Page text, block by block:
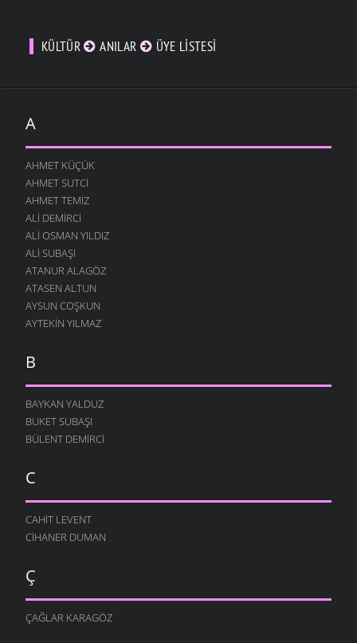
KÜLTÜR ANILAR ÜYE LISTESI
A
AHMET KÜÇÜK
AHMET SUTCI
AHMET TEMIZ
ALI DEMIRCI
ALI OSMAN YILDIZ
ALI SUBAŞI
ATANUR ALAGÖZ
ATASEN ALTUN
AYSUN COŞKUN
AYTEKIN YILMAZ
B
BAYKAN YALDUZ
BUKET SUBAŞI
BÜLENT DEMIRCI
C
CAHIT LEVENT
CIHANER DUMAN
Ç
ÇAĞLAR KARAGÖZ